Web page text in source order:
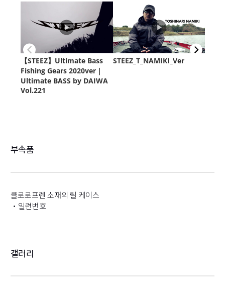
부속품
클로로프렌 소재의 릴 케이스
・일련번호
갤러리